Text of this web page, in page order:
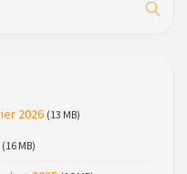
de Saint Just, ses
2026 (13 MB)
(16 MB)